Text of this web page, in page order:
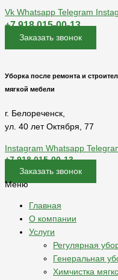
Vk Whatsapp Telegram
+7 918 015-00-13
Заказать звонок
Уборка после ремонта и
мягкой мебели
г. Белореченск,
ул. 40 лет Октября, 77
Instagram Whatsapp
+7 918 015-00-13
Заказать звонок
Меню
Главная
О компании
Услуги
Регулярная
Генеральная
Химчистка